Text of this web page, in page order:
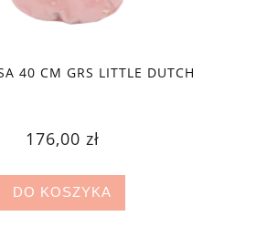
40 CM GRS LITTLE DUTCH
176,00 zł
DO KOSZYKA